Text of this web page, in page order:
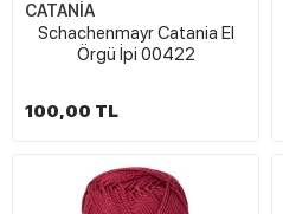
CATANİA
Schachenmayr Catania El
Örgü İpi 00422
100,00 TL